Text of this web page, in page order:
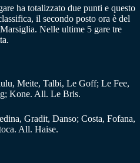
ha totalizzato due punti e questo
il secondo posto ora è del
Nelle ultime 5 gare tre
Meite, Talbi, Le Goff; Le Fee,
Kone. All. Le Bris.
Gradit, Danso; Costa, Fofana,
All. Haise.